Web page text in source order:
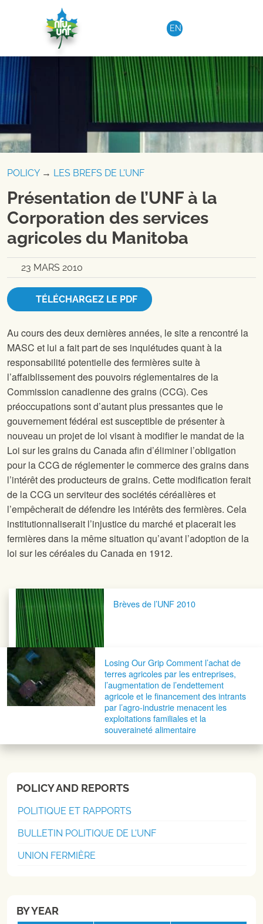
Aller au contenu
EN
POLICY→ LES BREFS DE L'UNF
Présentation de l’UNF à la
Corporation des services
agricoles du Manitoba
23 MARS 2010
TÉLÉCHARGEZ LE PDF
Au cours des deux dernières années, le sitea rencontré la
MASC et lui a fait part de ses inquiétudes quant à la
responsabilité potentielle des fermières suite à
l’affaiblissement des pouvoirs réglementaires de la
Commission canadienne des grains (CCG). Ces
préoccupations sont d’autant plus pressantes que le
gouvernement fédéral est susceptible de présenter à
nouveau un projet de loi visant à modifier le mandat de la
Loi sur les grains du Canada afin d’éliminer l’obligation
pour la CCG de réglementer le commerce des grains dans
l’intérêt des producteurs de grains. Cette modification ferait
de la CCG un serviteur des sociétés céréalières et
l’empêcherait de défendre les intérêts des fermières. Cela
institutionnaliserait l’injustice du marché et placerait les
fermières dans la même situation qu’avant l’adoption de la
loi sur les céréales du Canada en 1912.
Navigation postaleBrèves de l’UNF 2010
Losing Our Grip Comment l’achat de
terres agricoles par les entreprises,
l’augmentation de l’endettement
agricole et le financement des intrants
par l’agro-industrie menacent les
exploitations familiales et la
souveraineté alimentaire
POLICY AND REPORTS
POLITIQUE ET RAPPORTS
BULLETIN POLITIQUE DE L'UNF
UNION FERMIÈRE
BY YEAR